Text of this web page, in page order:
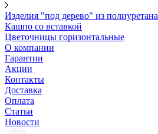
Изделия "под дерево" из полиуретана
Кашпо со вставкой
Цветочницы горизонтальные
О компании
Гарантии
Акции
Контакты
Доставка
Оплата
Статьи
Новости